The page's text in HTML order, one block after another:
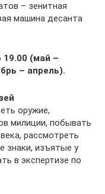
– зенитная
машина десанта
19.00 (май –
– апрель).
оружие,
милиции, побывать
рассмотреть
знаки, изъятые у
в экспертизе по